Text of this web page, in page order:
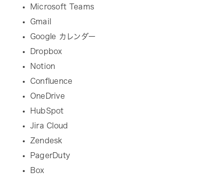
Microsoft Teams
Gmail
Google カレンダー
Dropbox
Notion
Confluence
OneDrive
HubSpot
Jira Cloud
Zendesk
PagerDuty
Box